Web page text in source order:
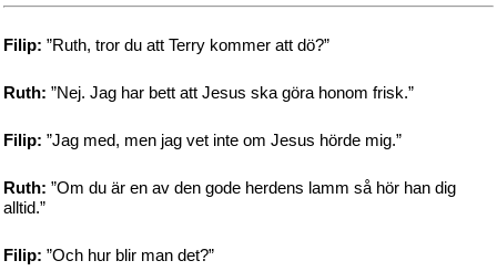
Filip: ”Ruth, tror du att Terry kommer att dö?”
Ruth: ”Nej. Jag har bett att Jesus ska göra honom frisk.”
Filip: ”Jag med, men jag vet inte om Jesus hörde mig.”
Ruth: ”Om du är en av den gode herdens lamm så hör han dig
alltid.”
Filip: ”Och hur blir man det?”